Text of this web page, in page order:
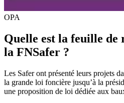
OPA
Quelle est la feuille de
la FNSafer ?
Les Safer ont présenté leurs projets
la grande loi foncière jusqu’à la
une proposition de loi dédiée aux